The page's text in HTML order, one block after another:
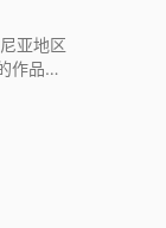
IF
国际
罗奖、
主张
亚地区
作品深